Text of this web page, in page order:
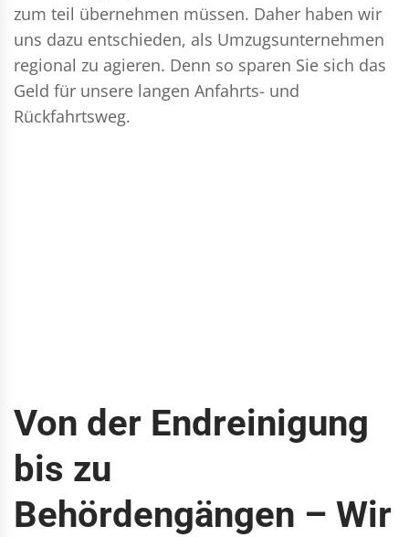
zum teil übernehmen müssen. Daher haben wir
uns dazu entschieden, als Umzugsunternehmen
regional zu agieren. Denn so sparen Sie sich das
Geld für unsere langen Anfahrts- und
Rückfahrtsweg.
Von der Endreinigung
bis zu
Behördengängen – Wir